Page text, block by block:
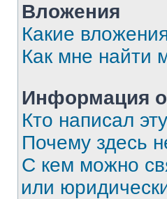
Вложения
Какие
Как мне найти
Информация
Кто написал
Почему здесь
С кем можно
или